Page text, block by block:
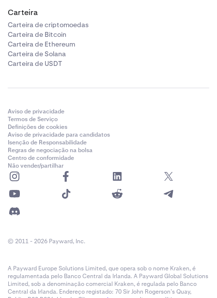
Carteira
Carteira de criptomoedas
Carteira de Bitcoin
Carteira de Ethereum
Carteira de Solana
Carteira de USDT
Aviso de privacidade
Termos de Serviço
Definições de cookies
Aviso de privacidade para candidatos
Isenção de Responsabilidade
Regras de negociação na bolsa
Centro de conformidade
Não vender/partilhar
© 2011 - 2026 Payward, Inc.
A Payward Europe Solutions Limited, que opera sob o nome Kraken, é
regulamentada pelo Banco Central da Irlanda. A Payward Global Solutions
Limited, sob a denominação comercial Kraken, é regulada pelo Banco
Central da Irlanda. Endereço registado: 70 Sir John Rogerson’s Quay,